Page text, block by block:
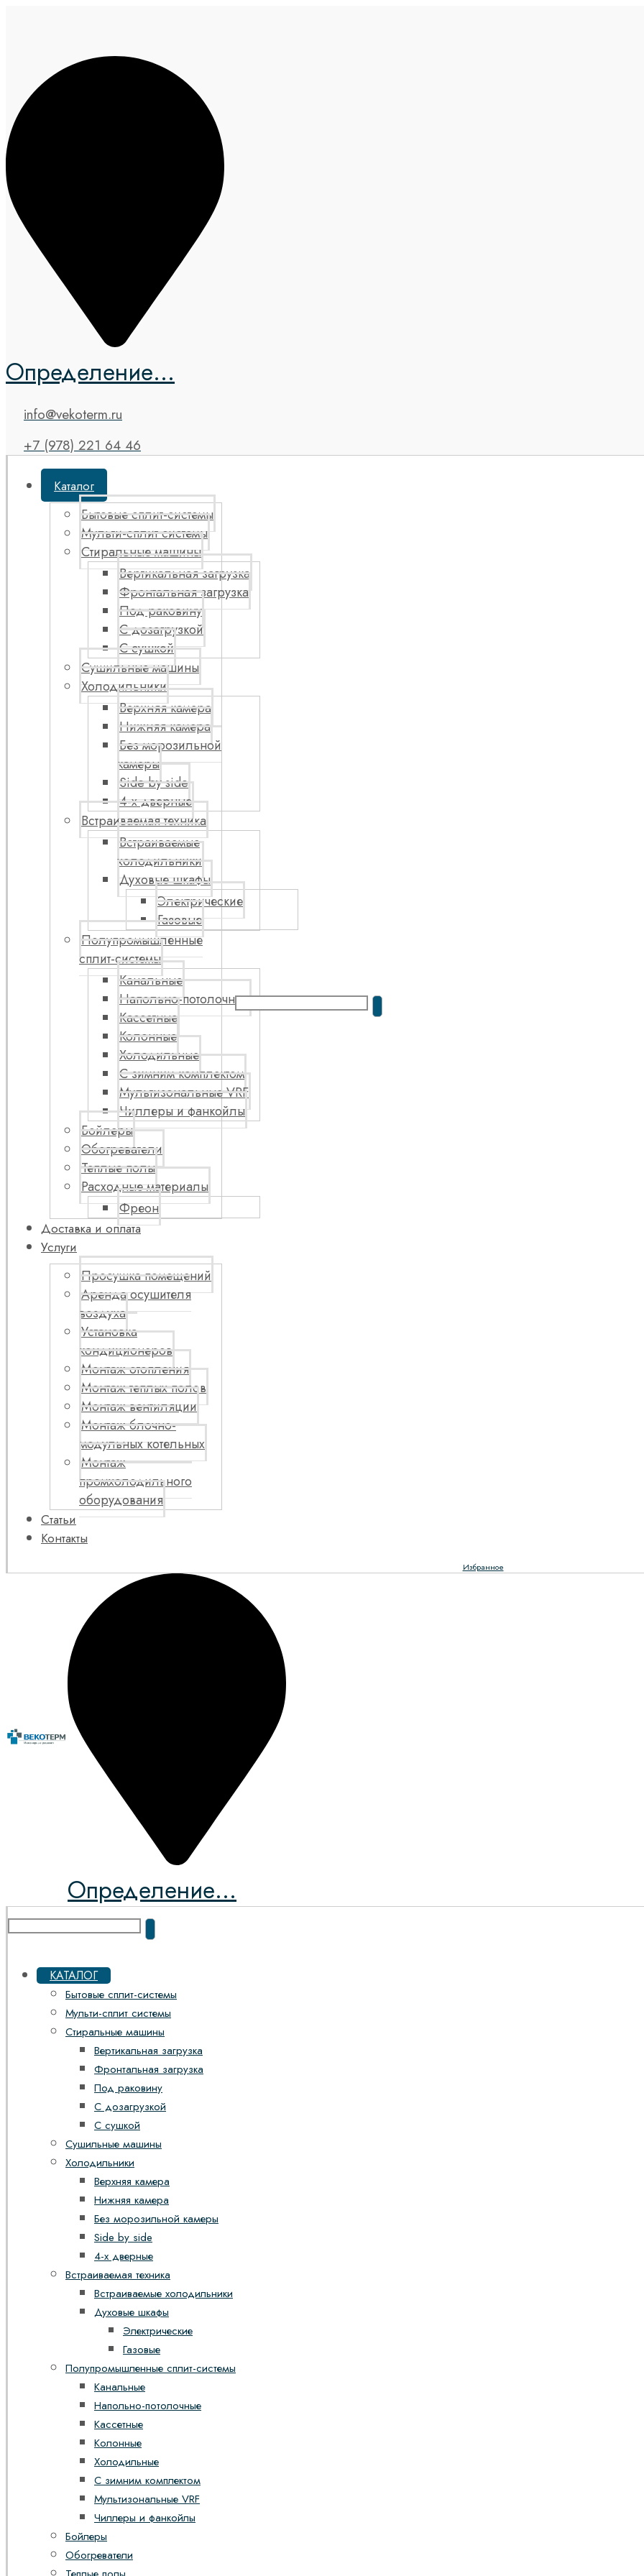
Определение...
info@vekoterm.ru
+7 (978) 221 64 46
Каталог
Бытовые сплит-системы
Мульти-сплит системы
Стиральные машины
Вертикальная загрузка
Фронтальная загрузка
Под раковину
С дозагрузкой
С сушкой
Сушильные машины
Холодильники
Верхняя камера
Нижняя камера
Без морозильной
камеры
Side by side
4-х дверные
Встраиваемая техника
Встраиваемые
холодильники
Духовые шкафы
Электрические
Газовые
Полупромышленные
сплит-системы
Канальные
Напольно-потолочные
Кассетные
Колонные
Холодильные
С зимним комплектом
Мультизональные VRF
Чиллеры и фанкойлы
Бойлеры
Обогреватели
Теплые полы
Расходные материалы
Фреон
Доставка и оплата
Услуги
Просушка помещений
Аренда осушителя
воздуха
Установка
кондиционеров
Монтаж отопления
Монтаж теплых полов
Монтаж вентиляции
Монтаж блочно-
модульных котельных
Монтаж
промхолодильного
оборудования
Статьи
Контакты
Избранное
Определение...
КАТАЛОГ
Бытовые сплит-системы
Мульти-сплит системы
Стиральные машины
Вертикальная загрузка
Фронтальная загрузка
Под раковину
С дозагрузкой
С сушкой
Сушильные машины
Холодильники
Верхняя камера
Нижняя камера
Без морозильной камеры
Side by side
4-х дверные
Встраиваемая техника
Встраиваемые холодильники
Духовые шкафы
Электрические
Газовые
Полупромышленные сплит-системы
Канальные
Напольно-потолочные
Кассетные
Колонные
Холодильные
С зимним комплектом
Мультизональные VRF
Чиллеры и фанкойлы
Бойлеры
Обогреватели